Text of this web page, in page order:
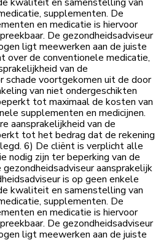
supplementen. De
en medicatie is hiervoor
De gezondheidsadviseur
ligt meewerken aan de juiste
over de conventionele medicatie,
van de
schade voortgekomen uit de door
van niet ondergeschikten
tot maximaal de kosten van
supplementen en medicijnen.
aansprakelijkheid van de
tot het bedrag dat de rekening
6) De cliënt is verplicht alle
nodig zijn ter beperking van de
aansprakelijk
is op geen enkele
kwaliteit en samenstelling van
supplementen. De
en medicatie is hiervoor
De gezondheidsadviseur
ligt meewerken aan de juiste